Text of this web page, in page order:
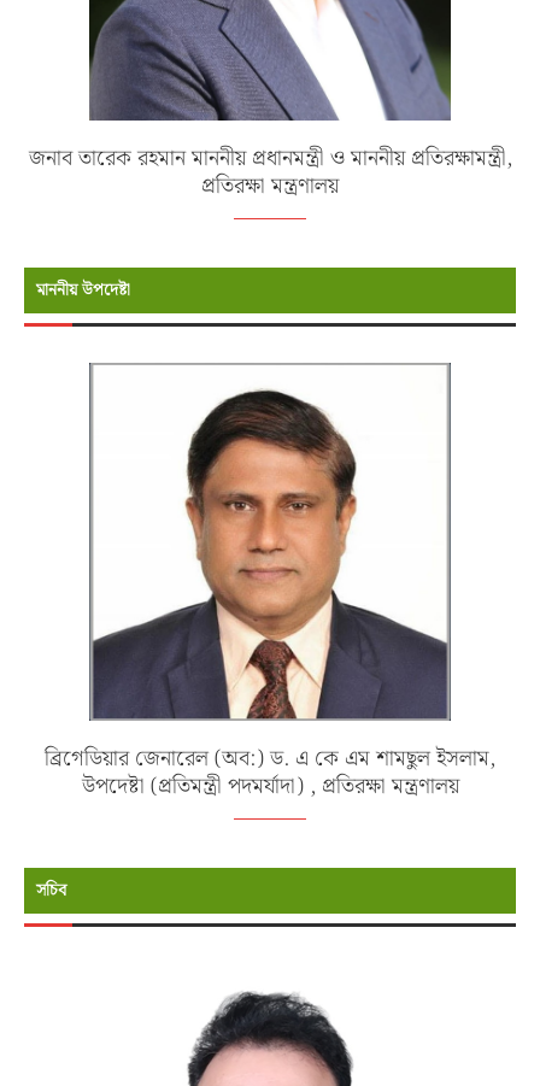
জনাব তারেক রহমান মাননীয় প্রধানমন্ত্রী ও মাননীয় প্রতিরক্ষামন্ত্রী,
প্রতিরক্ষা মন্ত্রণালয়
মাননীয় উপদেষ্টা
ব্রিগেডিয়ার জেনারেল (অব:) ড. এ কে এম শামছুল ইসলাম,
উপদেষ্টা (প্রতিমন্ত্রী পদমর্যাদা) , প্রতিরক্ষা মন্ত্রণালয়
সচিব